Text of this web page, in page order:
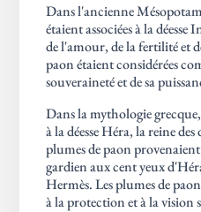
Dans l'ancienne
étaient associées à la
de l'amour, de la fertilité et
paon étaient considérées
souveraineté et de sa
Dans la mythologie
à la déesse Héra, la reine
plumes de paon
gardien aux cent yeux
Hermès. Les plumes de
à la protection et à la vision